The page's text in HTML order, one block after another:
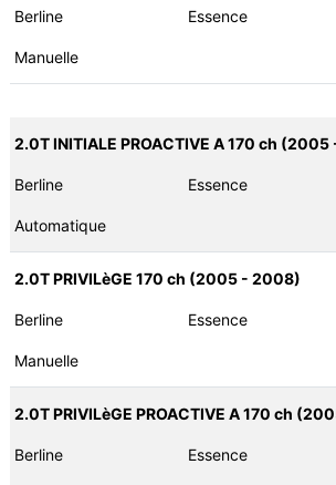
Berline Essence
Manuelle
2.0T INITIALE PROACTIVE A 170 ch
Berline Essence
Automatique
2.0T PRIVILèGE 170 ch (2005 - 2008)
Berline Essence
Manuelle
2.0T PRIVILèGE PROACTIVE A 170 ch
Berline Essence